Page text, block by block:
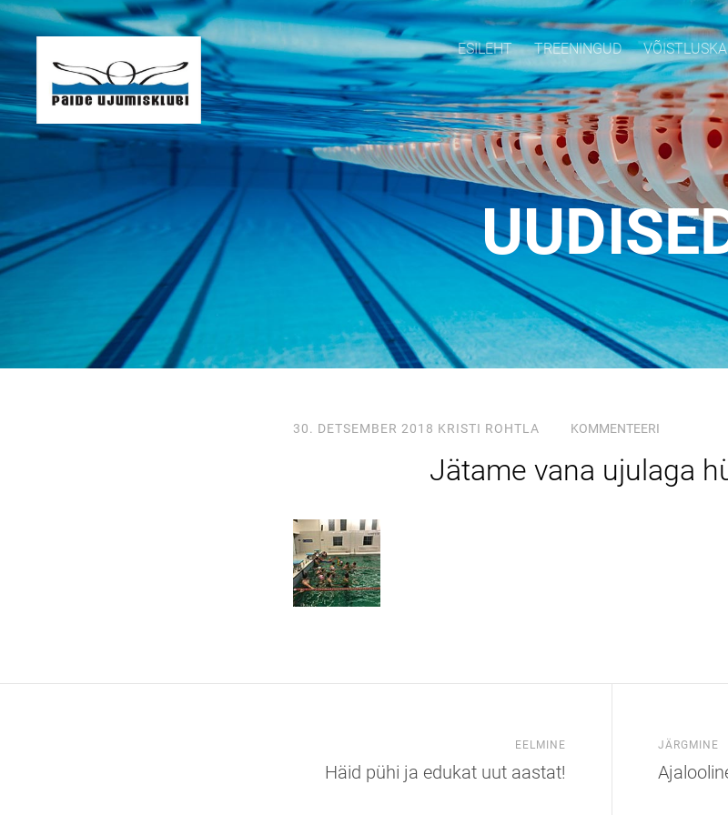
ESILEHT TREENINGUD
30. DETSEMBER 2018 KRISTI ROHTLA KOMMENTEERI
Jätame vana ujulaga
EELMINE
Häid pühi ja edukat uut aastat!
JÄRGMINE